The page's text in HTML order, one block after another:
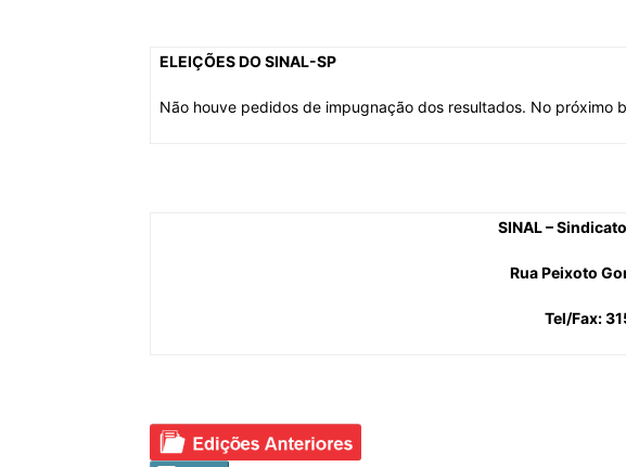
ELEIÇÕES DO SINAL-SP
Não houve pedidos de impugnação dos resultados. No próximo
SINAL –
Rua Peixoto
Tel/Fax: